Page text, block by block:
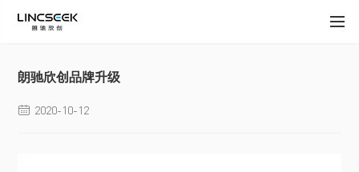
朗驰欣创品牌升级
 2020-10-12